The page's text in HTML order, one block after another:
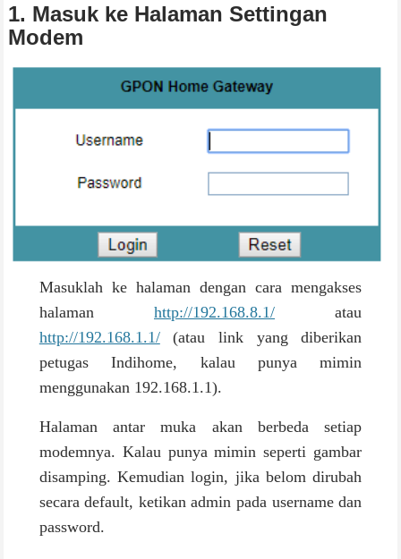
1. Masuk ke Halaman Settingan
Modem
Masuklah ke halaman dengan cara mengakses
halaman http://192.168.8.1/ atau
http://192.168.1.1/(atau link yang diberikan
petugas Indihome, kalau punya mimin
menggunakan 192.168.1.1).
Halaman antar muka akan berbeda setiap
modemnya. Kalau punya mimin seperti gambar
disamping. Kemudian login, jika belom dirubah
secara default, ketikan admin pada username dan
password.